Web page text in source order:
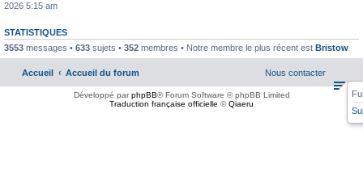
2026 5:15 am
STATISTIQUES
3553 messages • 633 sujets • 352 membres • Notre membre le plus récent est Bristow
Accueil Accueil du forum Nous contacter
Développé parphpBB® Forum Software © phpBB Limited
Traduction française officielle ©Qiaeru